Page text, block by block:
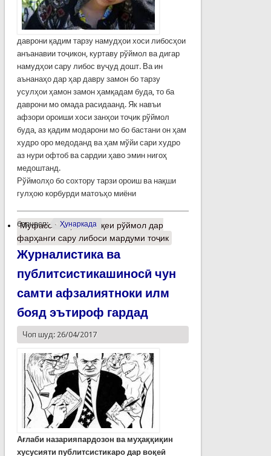
даврони қадим тарзу намудҳои хоси либосҳои
анъанавии тоҷикон, куртаву рўймол ва дигар
намудҳои сару либос вуҷуд дошт. Ва ин
аънанаҳо дар ҳар давру замон бо тарзу
усулҳои ҳамон замон ҳамқадам буда, то ба
даврони мо омада расидаанд. Як навъи
афзори ороиши хоси занҳои тоҷик рўймол
буда, аз қадим модарони мо бо бастани он ҳам
худро оро медоданд ва ҳам мўйи сари худро
аз нури офтоб ва сардии ҳаво эмин нигоҳ
медоштанд.
Рўймолҳо бо сохтору тарзи ороиш ва нақши
гулҳою корбурди матоъҳо миёни
барчасп: Ҳунаркада
Муфассалтаро Мавқеи рўймол дар
фарҳанги сару либоси мардуми тоҷик
Журналистика ва
публитсистикашиносӣ чун
самти афзалиятноки илм
бояд эътироф гардад
Чоп шуд: 26/04/2017
Ағлаби назарияпардозон ва муҳаққиқин
хусусияти публитсистикаро дар воқеӣ